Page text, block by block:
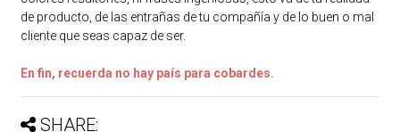
de producto, de las entrañas de tu compañía y de lo buen o mal
cliente que seas capaz de ser.
En fin, recuerda no hay país para cobardes.
SHARE: